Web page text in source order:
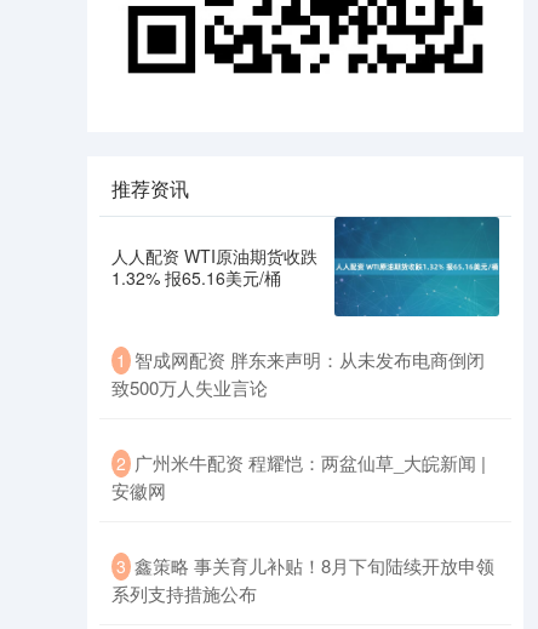
推荐资讯
人人配资 WTI原油期货收跌
1.32% 报65.16美元/桶
1 智成网配资 胖东来声明：从未发布电商倒闭
致500万人失业言论
2 广州米牛配资 程耀恺：两盆仙草_大皖新闻 |
安徽网
3 鑫策略 事关育儿补贴！8月下旬陆续开放申领
系列支持措施公布